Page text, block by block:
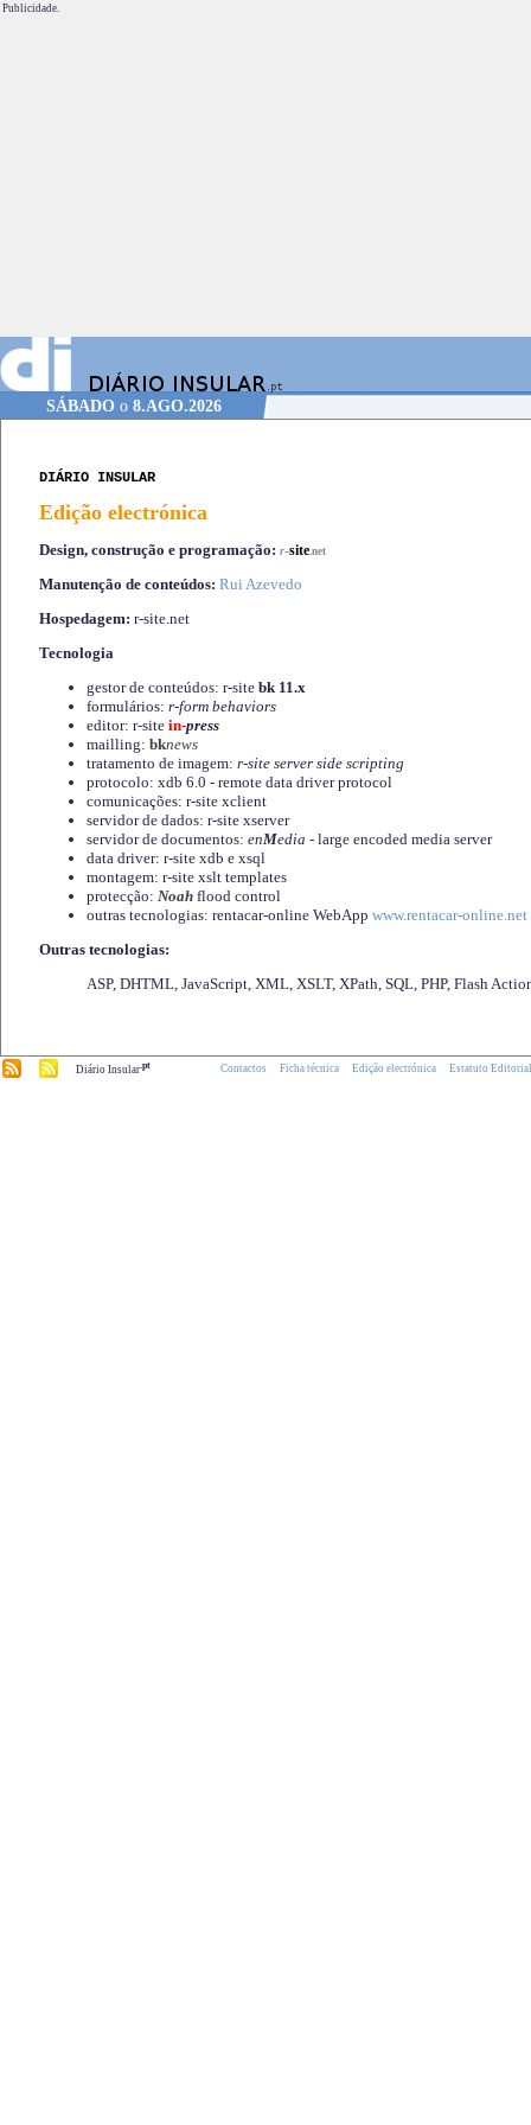
Publicidade.
SÁBADOo 8.AGO.2026
DIÁRIO INSULAR
Edição electrónica
Design, construção e programação: r-site.net
Manutenção de conteúdos: Rui Azevedo
Hospedagem: r-site.net
Tecnologia
gestor de conteúdos: r-site bk 11.x
formulários: r-form behaviors
editor: r-site in-press
mailling: bknews
tratamento de imagem: r-site server side scripting
protocolo: xdb 6.0 - remote data driver protocol
comunicações: r-site xclient
servidor de dados: r-site xserver
servidor de documentos: enMedia - large encoded media server
data driver: r-site xdb e xsql
montagem: r-site xslt templates
protecção: Noah flood control
outras tecnologias: rentacar-online WebApp www.rentacar-online.net
Outras tecnologias:
ASP, DHTML, JavaScript, XML, XSLT, XPath, SQL, PHP, Flash
Diário Insular.pt Contactos Ficha técnica Edição electrónica Estatuto Editorial